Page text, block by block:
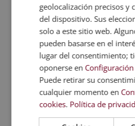
¿Las competencias
estratégico, la reflexión y la
Estos son otros
y dinámicas de
puedes incluir en tu
¡Conoce todas las
mejora tus clases!
geolocalización precisos y
del dispositivo. Sus
solo a este sitio web.
pueden basarse en el
lugar del consentimiento;
oponerse en
Puede retirar su
cualquier momento en
cookies. Política de